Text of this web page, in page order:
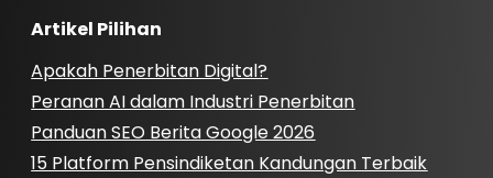
Artikel Pilihan
Apakah Penerbitan Digital?
Peranan AI dalam Industri Penerbitan
Panduan SEO Berita Google 2026
15 Platform Pensindiketan Kandungan Terbaik